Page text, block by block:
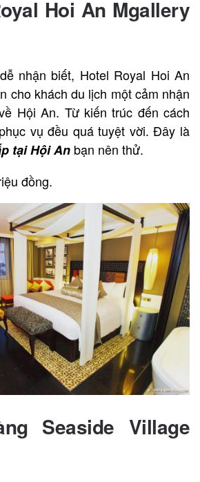
Hoi An Mgallery
nhận biết, Hotel Royal Hoi An
cho khách du lịch một cảm nhận
Hội An. Từ kiến trúc đến cách
vụ đều quá tuyệt vời. Đây là
tại Hội An bạn nên thử.
đồng.
Seaside Village